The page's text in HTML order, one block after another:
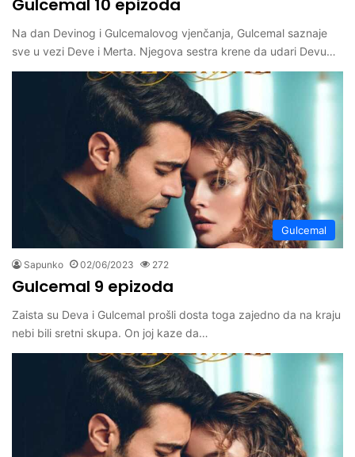
Gulcemal 10 epizoda
Na dan Devinog i Gulcemalovog vjenčanja, Gulcemal saznaje
sve u vezi Deve i Merta. Njegova sestra krene da udari Devu…
Gulcemal
Sapunko 02/06/2023 272
Gulcemal 9 epizoda
Zaista su Deva i Gulcemal prošli dosta toga zajedno da na kraju
nebi bili sretni skupa. On joj kaze da…